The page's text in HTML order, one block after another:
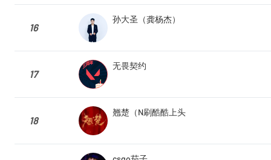
16
孙大圣（龚杨杰）
17
无畏契约
18
翘楚（N刷酷酷上头